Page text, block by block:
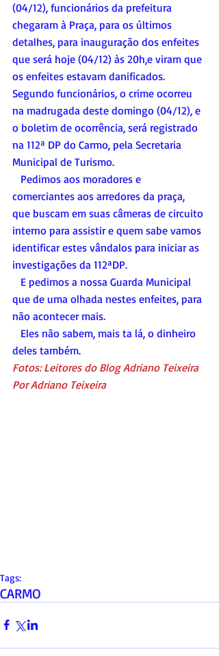
(04/12), funcionários da prefeitura
chegaram à Praça, para os últimos
detalhes, para inauguração dos enfeites
que será hoje (04/12) às 20h,e viram que
os enfeites estavam danificados.
Segundo funcionários, o crime ocorreu
na madrugada deste domingo (04/12), e
o boletim de ocorrência, será registrado
na 112ª DP do Carmo, pela Secretaria
Municipal de Turismo.
comerciantes aos arredores da praça,
que buscam em suas câmeras de circuito
interno para assistir e quem sabe vamos
identificar estes vândalos para iniciar as
investigações da 112ªDP.
que de uma olhada nestes enfeites, para
não acontecer mais.
deles também.
Fotos: Leitores do Blog Adriano Teixeira
Por Adriano Teixeira
Tags:
CARMO